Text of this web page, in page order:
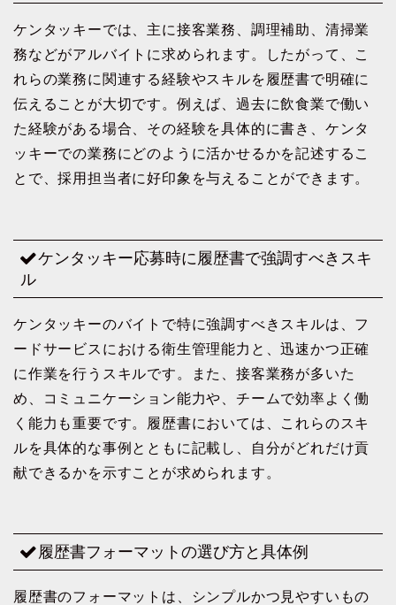
ケンタッキーでは、主に接客業務、調理補助、清掃業
務などがアルバイトに求められます。したがって、こ
れらの業務に関連する経験やスキルを履歴書で明確に
伝えることが大切です。例えば、過去に飲食業で働い
た経験がある場合、その経験を具体的に書き、ケンタ
ッキーでの業務にどのように活かせるかを記述するこ
とで、採用担当者に好印象を与えることができます。
ケンタッキー応募時に履歴書で強調すべきスキ
ル
ケンタッキーのバイトで特に強調すべきスキルは、フ
ードサービスにおける衛生管理能力と、迅速かつ正確
に作業を行うスキルです。また、接客業務が多いた
め、コミュニケーション能力や、チームで効率よく働
く能力も重要です。履歴書においては、これらのスキ
ルを具体的な事例とともに記載し、自分がどれだけ貢
献できるかを示すことが求められます。
履歴書フォーマットの選び方と具体例
履歴書のフォーマットは、シンプルかつ見やすいもの